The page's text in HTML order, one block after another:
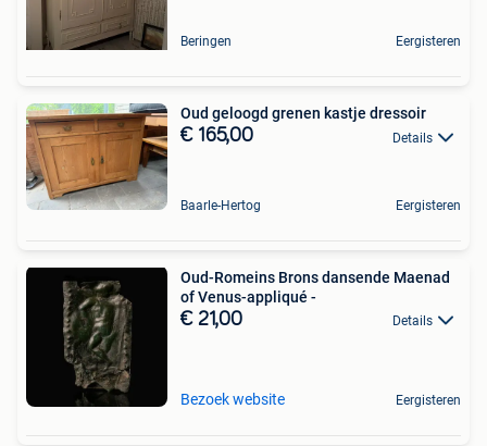
Beringen Eergisteren
Oud geloogd grenen kastje dressoir
€ 165,00 Details
Baarle-Hertog Eergisteren
Oud-Romeins Brons dansende Maenad
of Venus-appliqué -
€ 21,00 Details
Bezoek website Eergisteren